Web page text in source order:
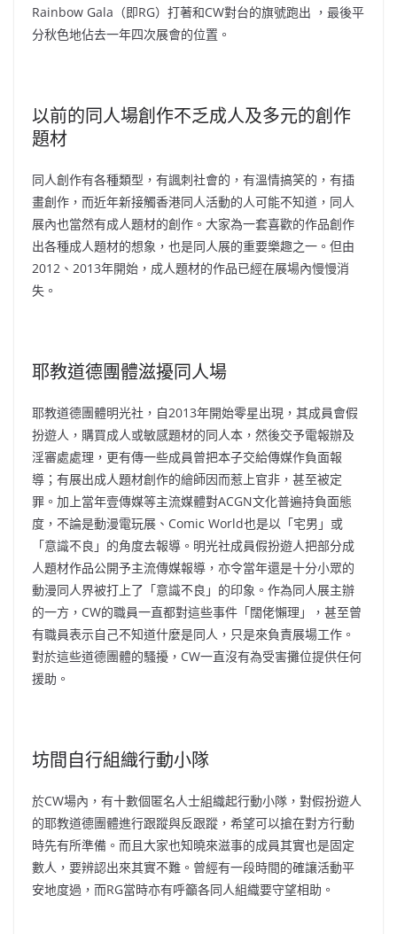
Rainbow Gala（即RG）打著和CW對台的旗號跑出 ，最後平
分秋色地佔去一年四次展會的位置。
以前的同人場創作不乏成人及多元的創作
題材
同人創作有各種類型，有諷刺社會的，有溫情搞笑的，有插
畫創作，而近年新接觸香港同人活動的人可能不知道，同人
展內也當然有成人題材的創作。大家為一套喜歡的作品創作
出各種成人題材的想象，也是同人展的重要樂趣之一。但由
2012、2013年開始，成人題材的作品已經在展場內慢慢消
失。
耶教道德團體滋擾同人場
耶教道德團體明光社，自2013年開始零星出現，其成員會假
扮遊人，購買成人或敏感題材的同人本，然後交予電報辦及
淫審處處理，更有傳一些成員曾把本子交給傳媒作負面報
導；有展出成人題材創作的繪師因而惹上官非，甚至被定
罪。加上當年壹傳媒等主流媒體對ACGN文化普遍持負面態
度，不論是動漫電玩展、Comic World也是以「宅男」或
「意識不良」的角度去報導。明光社成員假扮遊人把部分成
人題材作品公開予主流傳媒報導，亦令當年還是十分小眾的
動漫同人界被打上了「意識不良」的印象。作為同人展主辦
的一方，CW的職員一直都對這些事件「闊佬懶理」，甚至曾
有職員表示自己不知道什麼是同人，只是來負責展場工作。
對於這些道德團體的騷擾，CW一直沒有為受害攤位提供任何
援助。
坊間自行組織行動小隊
於CW場內，有十數個匿名人士組織起行動小隊，對假扮遊人
的耶教道德團體進行跟蹤與反跟蹤，希望可以搶在對方行動
時先有所準備。而且大家也知曉來滋事的成員其實也是固定
數人，要辨認出來其實不難。曾經有一段時間的確讓活動平
安地度過，而RG當時亦有呼籲各同人組織要守望相助。